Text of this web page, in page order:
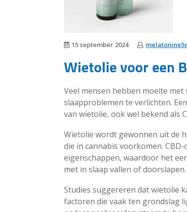
15 september 2024
Wietolie voor een
Veel mensen hebben moeite
slaapproblemen te verlichten.
van wietolie, ook wel bekend als
Wietolie wordt gewonnen uit de
die in cannabis voorkomen.
eigenschappen, waardoor het
met in slaap vallen of doorslapen.
Studies suggereren dat wietolie
factoren die vaak ten grondslag